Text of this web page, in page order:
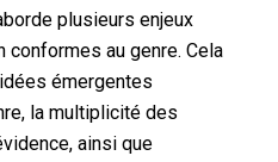
plusieurs enjeux
conformes au genre. Cela
émergentes
la multiplicité des
ainsi que